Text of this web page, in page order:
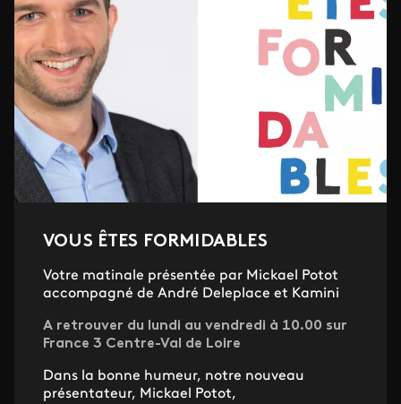
VOUS ÊTES FORMIDABLES
Votre matinale présentée par Mickael Potot
accompagné de André Deleplace et Kamini
A retrouver du lundi au vendredi à 10.00 sur
France 3 Centre-Val de Loire
Dans la bonne humeur, notre nouveau
présentateur, Mickael Potot,